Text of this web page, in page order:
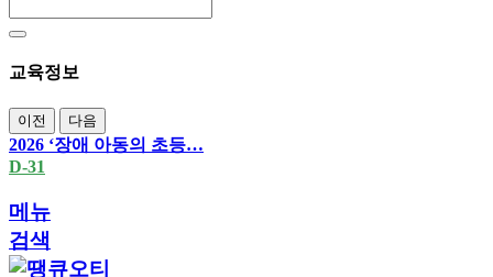
교육정보
이전 다음
2026 ‘장애 아동의 초등…
D-31
메뉴
검색